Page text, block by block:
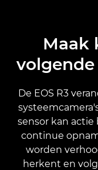
Maak
De EOS R3
sensor kan actie
continue
worden
herkent en